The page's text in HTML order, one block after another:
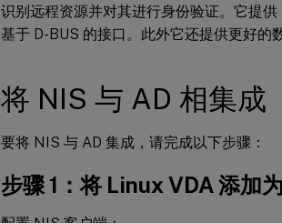
识别远程资源并对其进行身份验证。它提
基于 D-BUS 的接口。此外它还提供更好的
将 NIS 与 AD 相集成
要将 NIS 与 AD 集成，请完成以下步骤：
步骤 1：将 Linux VDA 添加